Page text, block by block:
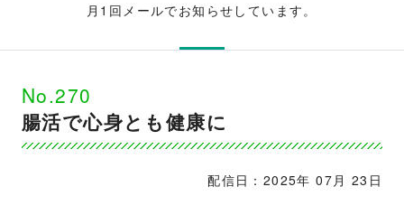
月1回メールでお知らせしています。
No.270
腸活で心身とも健康に
配信日：2025年 07月 23日